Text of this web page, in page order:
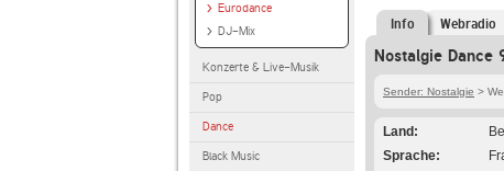
Eurodance
DJ-Mix
Konzerte & Live-Musik
Pop
Dance
Black Music
Info Webradio
Nostalgie Dance
Sender: Nostalgie >
Land
Sprache